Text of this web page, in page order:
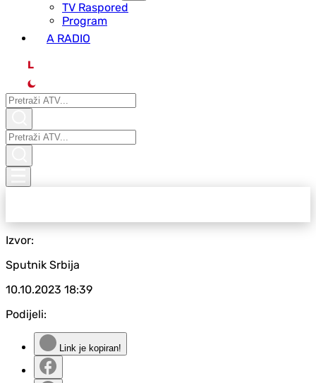
ТV Raspored
Program
A RADIO
L
Izvor:
Sputnik Srbija
10.10.2023 18:39
Podijeli:
Link je kopiran!